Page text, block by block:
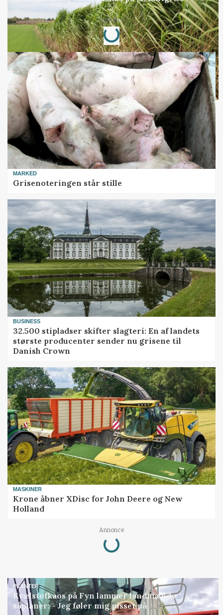
Annonce
Loading...
MARKED
Grisenoteringen står stille
BUSINESS
32.500 stipladser skifter slagteri: En af landets
største producenter sender nu grisene til
Danish Crown
MASKINER
Krone åbner XDisc for John Deere og New
Holland
Annonce
Loading...
PLANTER
Kvælstofkaos på Fyn lammer landmænds
såplaner: - Jeg føler mig pisset på